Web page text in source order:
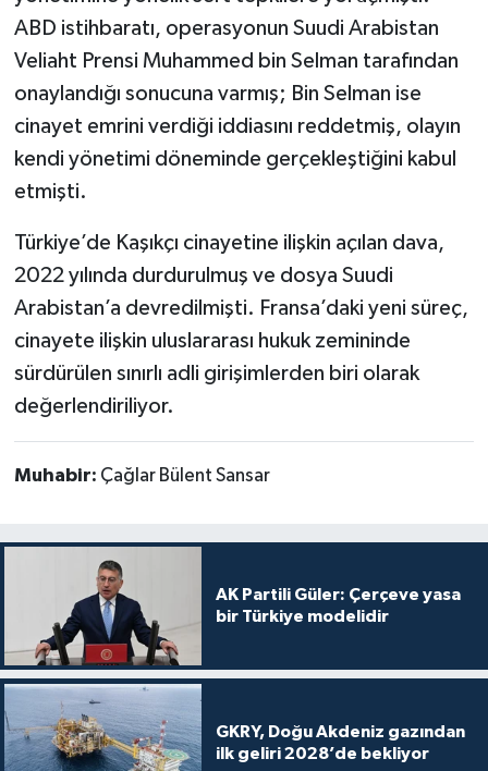
ABD istihbaratı, operasyonun Suudi Arabistan
Veliaht Prensi Muhammed bin Selman tarafından
onaylandığı sonucuna varmış; Bin Selman ise
cinayet emrini verdiği iddiasını reddetmiş, olayın
kendi yönetimi döneminde gerçekleştiğini kabul
etmişti.
Türkiye’de Kaşıkçı cinayetine ilişkin açılan dava,
2022 yılında durdurulmuş ve dosya Suudi
Arabistan’a devredilmişti. Fransa’daki yeni süreç,
cinayete ilişkin uluslararası hukuk zemininde
sürdürülen sınırlı adli girişimlerden biri olarak
değerlendiriliyor.
Muhabir: Çağlar Bülent Sansar
AK Partili Güler: Çerçeve yasa
bir Türkiye modelidir
GKRY, Doğu Akdeniz gazından
ilk geliri 2028’de bekliyor